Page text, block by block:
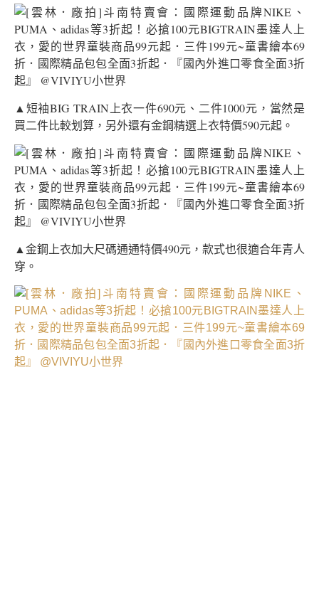
▲短袖BIG TRAIN上衣一件690元、二件1000元，當然是
買二件比較划算，另外還有金鋼精選上衣特價590元起。
▲金鋼上衣加大尺碼通通特價490元，款式也很適合年青人
穿。